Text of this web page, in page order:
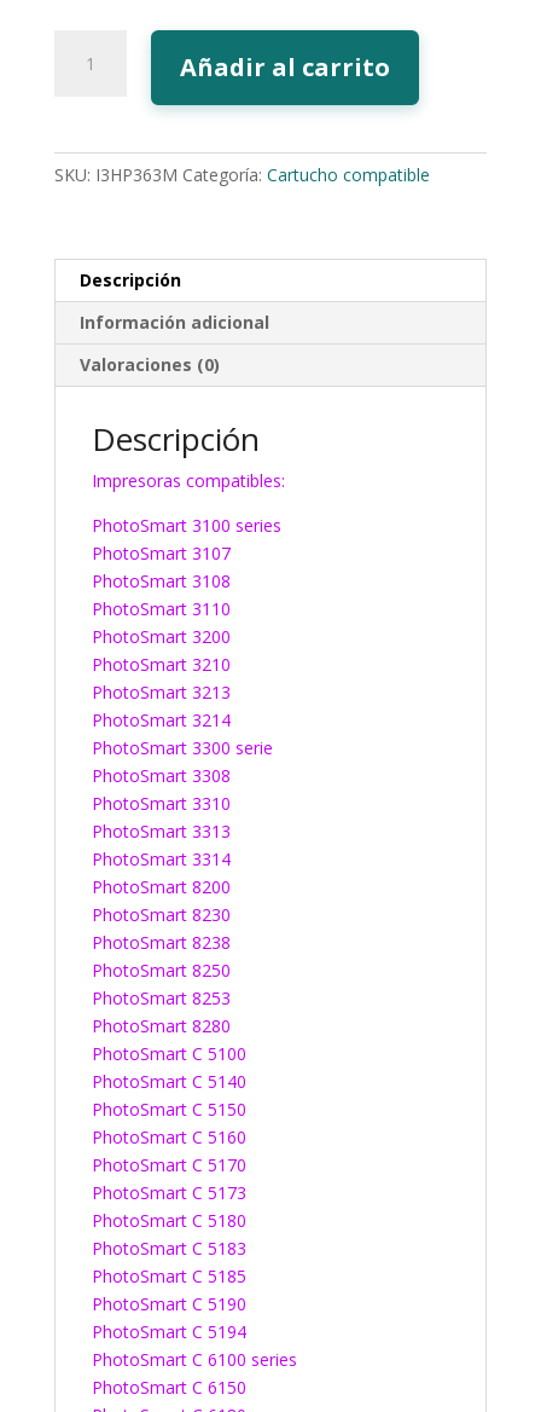
Tinta
magenta
cantidad
Añadir al carrito
SKU: I3HP363M Categoría: Cartucho compatible
Descripción
Información adicional
Valoraciones (0)
Descripción
Impresoras compatibles:
PhotoSmart 3100 series
PhotoSmart 3107
PhotoSmart 3108
PhotoSmart 3110
PhotoSmart 3200
PhotoSmart 3210
PhotoSmart 3213
PhotoSmart 3214
PhotoSmart 3300 serie
PhotoSmart 3308
PhotoSmart 3310
PhotoSmart 3313
PhotoSmart 3314
PhotoSmart 8200
PhotoSmart 8230
PhotoSmart 8238
PhotoSmart 8250
PhotoSmart 8253
PhotoSmart 8280
PhotoSmart C 5100
PhotoSmart C 5140
PhotoSmart C 5150
PhotoSmart C 5160
PhotoSmart C 5170
PhotoSmart C 5173
PhotoSmart C 5180
PhotoSmart C 5183
PhotoSmart C 5185
PhotoSmart C 5190
PhotoSmart C 5194
PhotoSmart C 6100 series
PhotoSmart C 6150